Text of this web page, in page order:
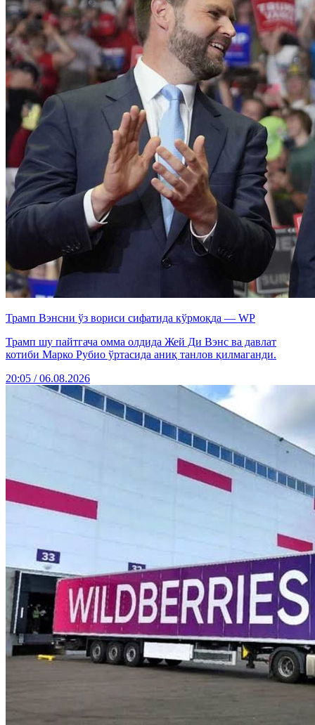
Трамп Вэнсни ўз вориси сифатида кўрмоқда — WP
Трамп шу пайтгача омма олдида Жей Ди Вэнс ва давлат
котиби Марко Рубио ўртасида аниқ танлов қилмаганди.
20:05 / 06.08.2026